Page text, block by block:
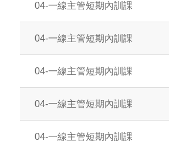
04-一線主管短期內訓課
04-一線主管短期內訓課
04-一線主管短期內訓課
04-一線主管短期內訓課
04-一線主管短期內訓課